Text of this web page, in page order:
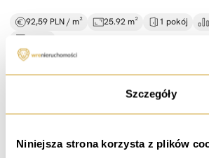
Szczegóły
Niniejsza strona korzysta z plików
92,59 PLN / m² 25.92 m² 1 pokój
wynajem
2 pokoje |wysoki standard |komórka